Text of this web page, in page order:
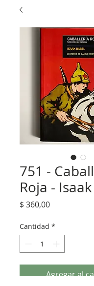
751 -
Roja -
$ 360,00Precio
Cantidad *
Agregar al